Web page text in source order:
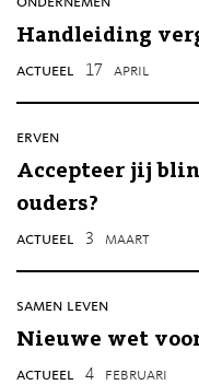
Handleiding
actueel 17 april
erven
Accepteer jij
ouders?
actueel 3 maart
samen leven
Nieuwe wet
actueel 4 februari